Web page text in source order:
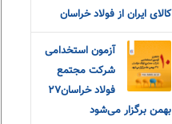
کالای ایران از فولاد خراسان
آزمون استخدامی
شرکت مجتمع
فولاد خراسان۲۷
بهمن برگزار می‌شود